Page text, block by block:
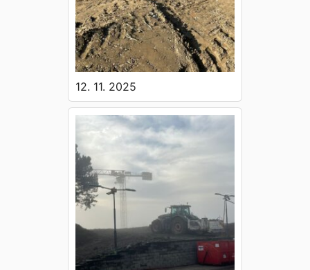
12. 11. 2025